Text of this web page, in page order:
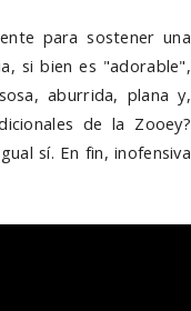
para sostener una
si bien es "adorable",
aburrida, plana y,
de la Zooey?
sí. En fin, inofensiva